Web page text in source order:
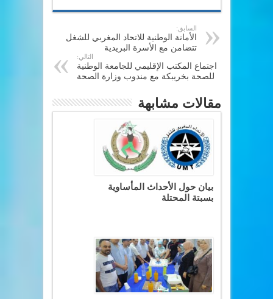
السابق:
الأمانة الوطنية للاتحاد المغربي للشغل
تتضامن مع الأسرة البريدية
التالي:
اجتماع المكتب الإقليمي للجامعة الوطنية
للصحة بخريبكة مع مندوب وزارة الصحة
مقالات مشابهة
بيان حول الأحداث المأساوية
بسبتة المحتلة